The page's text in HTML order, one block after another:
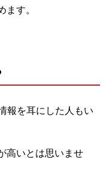
ます。
報を耳にした人もい
高いとは思いませ